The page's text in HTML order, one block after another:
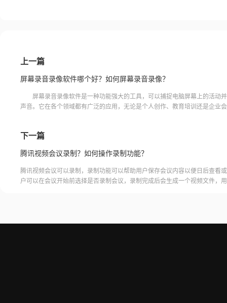
上一篇
屏幕录音录像软件哪个好？如何屏幕录音录像？
屏幕录音录像软件是一种功能强大的工具，可以捕捉电脑屏幕上的活动
声音。它在各个领域都有广泛的应用，无论是个人创作、教育培训还是企业
下一篇
腾讯视频会议录制？如何操作录制功能？
腾讯视频会议可以录制，录制功能可以帮助用户保存会议内容以便日后查看
户可以在会议开始前选择是否录制会议，录制完成后会生成一个视频文件，